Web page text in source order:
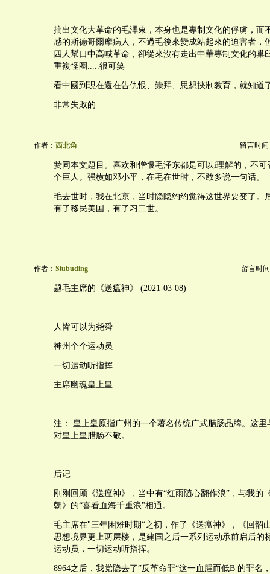
搞出文化大革命的毛澤東，本身也是專制文化的俘虜，而
感的斯德哥爾摩病人，不過毛後來變成站起來的迫害者，
四人幫口中高喊革命，卻從來沒有走出中華專制文化的巢
重複怪圈.....很可笑
看中國到現在還在告仇恨、崇拜、思想挾制教育，就知道
非常失敗的
作者： 西北角 留言时间
赞同本文题目。喜欢和憎恨毛泽东都是可以i理解的，不可
个巨人。强横如邓小平，在毛在世时，不敢多说一句话。
毛去世时，我在北京，当时隐隐约约觉得这世界要变了。
有了移民美国，有了习二世。
作者： Siubuding 留言时
题毛主席的《送瘟神》 (2021-03-08)
人皆可以为尧舜
神州个个运动员
一切运动听指挥
主席幽魂皇上皇
注： 皇上皇原指广州的一个著名传统广式腊肠品牌。这里
对皇上皇腊肠不敬。
后记
刚刚回顾《送瘟神》，当中有“红雨随心翻作浪”，与我的
朝》的“喜看血海千重浪"相通。
毛主席在"三年困难时期“之初，作了《送瘟神》，《回韶
思想境界更上两层楼，是建国之后一系列运动承前启后的
运动员，一切运动听指挥。
8964之后，我党隐去了”反革命罪“这一血腥而低B 的罪名